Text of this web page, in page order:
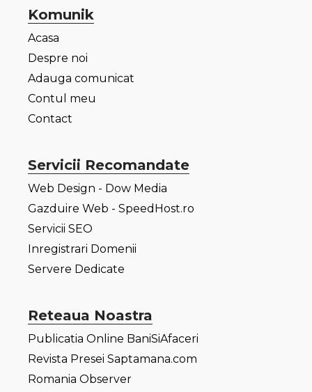
Komunik
Acasa
Despre noi
Adauga comunicat
Contul meu
Contact
Servicii Recomandate
Web Design - Dow Media
Gazduire Web - SpeedHost.ro
Servicii SEO
Inregistrari Domenii
Servere Dedicate
Reteaua Noastra
Publicatia Online BaniSiAfaceri
Revista Presei Saptamana.com
Romania Observer